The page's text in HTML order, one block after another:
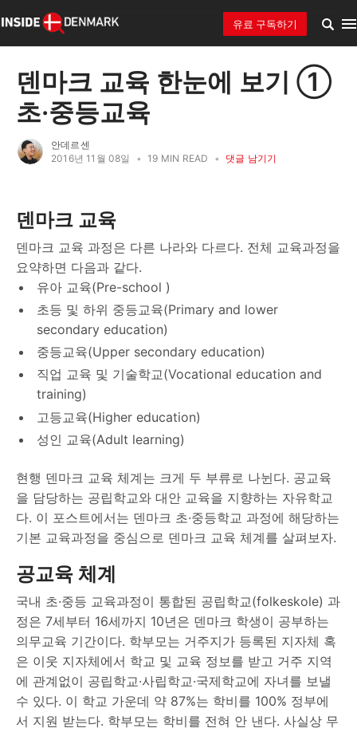
유료 구독하기
덴마크 교육 한눈에 보기 ①
초·중등교육
안데르센
2016년 11월 08일
• 19 MIN READ • 댓글 남기기
덴마크 교육
덴마크 교육 과정은 다른 나라와 다르다. 전체 교육과정을
요약하면 다음과 같다.
유아 교육(Pre-school )
초등 및 하위 중등교육(Primary and lower
secondary education)
중등교육(Upper secondary education)
직업 교육 및 기술학교(Vocational education and
training)
고등교육(Higher education)
성인 교육(Adult learning)
현행 덴마크 교육 체계는 크게 두 부류로 나뉜다. 공교육
을 담당하는 공립학교와 대안 교육을 지향하는 자유학교
다. 이 포스트에서는 덴마크 초·중등학교 과정에 해당하는
기본 교육과정을 중심으로 덴마크 교육 체계를 살펴보자.
공교육 체계
국내 초·중등 교육과정이 통합된 공립학교(folkeskole) 과
정은 7세부터 16세까지 10년은 덴마크 학생이 공부하는
의무교육 기간이다. 학부모는 거주지가 등록된 지자체 혹
은 이웃 지자체에서 학교 및 교육 정보를 받고 거주 지역
에 관계없이 공립학교·사립학교·국제학교에 자녀를 보낼
수 있다. 이 학교 가운데 약 87%는 학비를 100% 정부에
서 지원 받는다. 학부모는 학비를 전혀 안 낸다. 사실상 무